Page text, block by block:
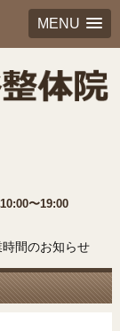
MENU
〜19:00
間のお知らせ